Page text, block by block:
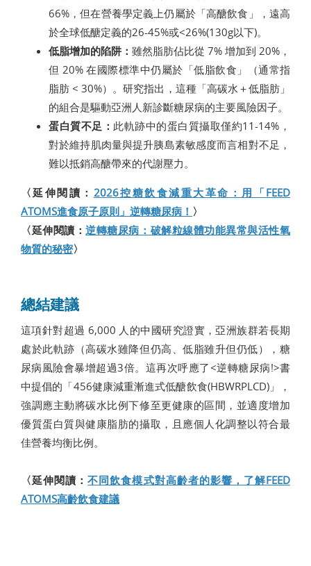
66%，但在營養學定義上仍屬於「高醣飲食」，遠高
於全球低醣定義的26-45%或<26%(130g以下)。
低脂增加的陷阱： 雖然脂肪佔比從 7% 增加到 20%，
但 20% 在國際標準中仍屬於「低脂飲食」（通常指
脂肪 < 30%）。研究指出，這種「高碳水＋低脂肪」
的組合是驅動亞洲人新診斷糖尿病的主要風險因子。
蛋白質不足： 此軌跡中的蛋白質攝取僅約11-14%，
對於維持肌肉量與提升胰島素敏感度而言相對不足，
難以抵銷高醣帶來的代謝壓力。
〈延伸閱讀： 2026控糖飲食減重大革命：用「FEED
ATOMS進食原子原則」逆轉糖尿病！ 〉
〈延伸閱讀：逆轉糖尿病：破解粒線體功能異常與活性氧
物質的秘密〉
總結建議
這項針對超過 6,000 人的中國研究證實，亞洲族群若長期
處於此軌跡（高碳水雖降但仍高、低脂雖升但仍低），糖
尿病風險會暴增超過3倍。這再次呼應了<逆轉糖尿病!>書
中提倡的「456健康減重漸進式低醣飲食(HBWRPLCD)」，
強調應主動將碳水比例下修至更健康的區間，並適度增加
優質蛋白質與健康脂肪的攝取，且應個人化調整以符合最
佳營養均衡比例。
〈延伸閱讀：不同飲食模式對高齡者的影響，了解FEED
ATOMS高齡飲食建議